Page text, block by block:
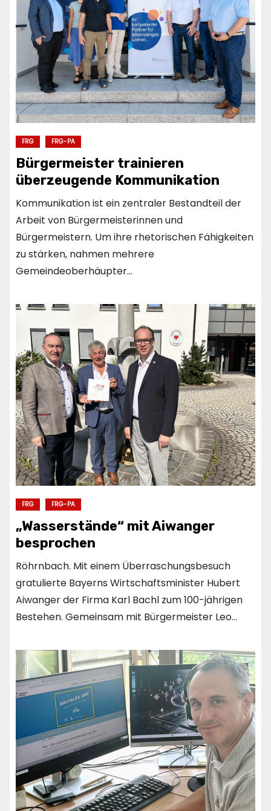
FRG FRG-PA
Bürgermeister trainieren
überzeugende Kommunikation
Kommunikation ist ein zentraler Bestandteil der
Arbeit von Bürgermeisterinnen und
Bürgermeistern. Um ihre rhetorischen Fähigkeiten
zu stärken, nahmen mehrere
Gemeindeoberhäupter…
FRG FRG-PA
„Wasserstände“ mit Aiwanger
besprochen
Röhrnbach. Mit einem Überraschungsbesuch
gratulierte Bayerns Wirtschaftsminister Hubert
Aiwanger der Firma Karl Bachl zum 100-jährigen
Bestehen. Gemeinsam mit Bürgermeister Leo…